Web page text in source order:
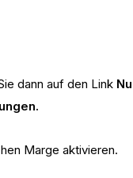
dann auf den Link
Marge aktivieren.